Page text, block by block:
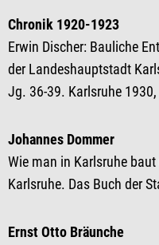
Chronik 1920-1923
Erwin Discher: Bauliche
der Landeshauptstadt
Jg. 36-39. Karlsruhe
Johannes Dommer
Wie man in Karlsruhe
Karlsruhe. Das Buch der
Ernst Otto Bräunche